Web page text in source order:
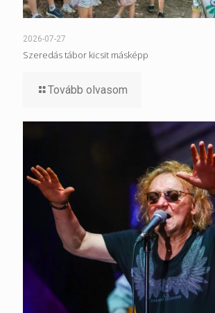
2026-07-27
Szeredás tábor kicsit másképp
Tovább olvasom